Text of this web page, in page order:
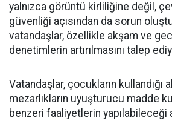
yalnızca görüntü kirliliğine değil,
güvenliği açısından da sorun
vatandaşlar, özellikle akşam ve
denetimlerin artırılmasını talep
Vatandaşlar, çocukların kullandığı
mezarlıkların uyuşturucu madde
benzeri faaliyetlerin yapılabileceği